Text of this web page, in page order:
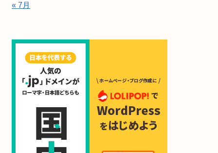
« 7月